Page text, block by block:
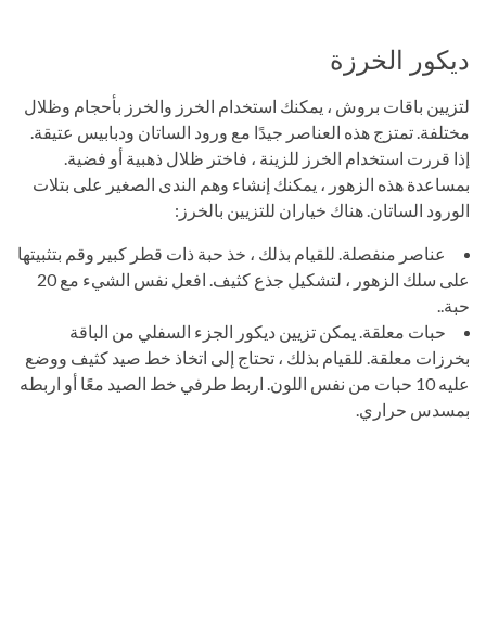
ديكور الخرزة
لتزيين باقات بروش ، يمكنك استخدام الخرز والخرز بأحجام وظلال
مختلفة. تمتزج هذه العناصر جيدًا مع ورود الساتان ودبابيس عتيقة.
إذا قررت استخدام الخرز للزينة ، فاختر ظلال ذهبية أو فضية.
بمساعدة هذه الزهور ، يمكنك إنشاء وهم الندى الصغير على بتلات
الورود الساتان. هناك خياران للتزيين بالخرز:
عناصر منفصلة. للقيام بذلك ، خذ حبة ذات قطر كبير وقم بتثبيتها
على سلك الزهور ، لتشكيل جذع كثيف. افعل نفس الشيء مع 20
حبة..
حبات معلقة. يمكن تزيين ديكور الجزء السفلي من الباقة
بخرزات معلقة. للقيام بذلك ، تحتاج إلى اتخاذ خط صيد كثيف ووضع
عليه 10 حبات من نفس اللون. اربط طرفي خط الصيد معًا أو اربطه
بمسدس حراري.